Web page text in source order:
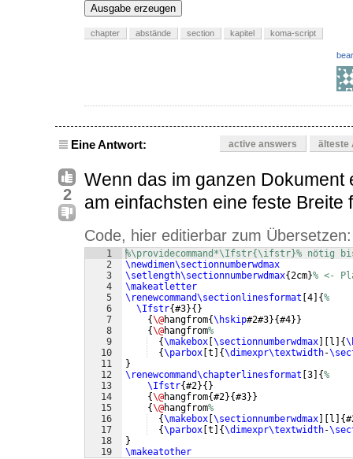
Ausgabe erzeugen
chapter abstände section kapitel koma-script
Eine Antwort: active answers älteste
2
Wenn das im ganzen
am einfachsten eine feste Breite
Code, hier editierbar zum Übersetzen:
1
2
3
4
5
6
7
8
9
10
11
12
13
14
15
16
17
18
19
%\providecommand*\Ifstr{\ifstr}% nötig
\newdimen\sectionnumberwdmax
\setlength\sectionnumberwdmax{2cm}% <-
\makeatletter
\renewcommand\sectionlinesformat 4 {%
\Ifstr{#3}{ }
{\@hangfrom{\hskip#2#3}{#4}}
{\@hangfrom%
{\makebox \sectionnumberwdmax l {
{\parbox t {\dimexpr\textwidth-
}
\renewcommand\chapterlinesformat 3 {%
\Ifstr{#2}{ }
{\@hangfrom{#2}{#3}}
{\@hangfrom%
{\makebox \sectionnumberwdmax l {
{\parbox t {\dimexpr\textwidth-
}
\makeatother